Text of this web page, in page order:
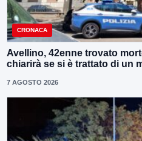
CRONACA
Avellino, 42enne trovato
chiarirà se si è trattato di un
7 AGOSTO 2026